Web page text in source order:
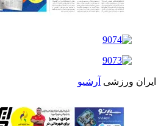
ایران ورزشی آرشیو